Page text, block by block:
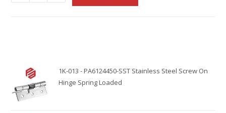
a
1K-013 - PA6124450-SST Stainless Steel Screw On
Hinge Spring Loaded